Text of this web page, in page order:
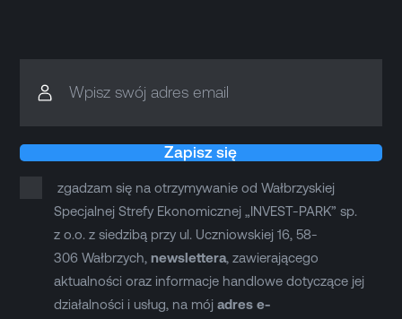
Wpisz swój adres email
Zapisz się
zgadzam się na otrzymywanie od Wałbrzyskiej
Specjalnej Strefy Ekonomicznej „INVEST-PARK” sp.
z o.o. z siedzibą przy ul. Uczniowskiej 16, 58-
306 Wałbrzych, newslettera, zawierającego
aktualności oraz informacje handlowe dotyczące jej
działalności i usług, na mój adres e-